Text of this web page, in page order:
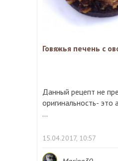
Говяжья печень с
Данный рецепт не
оригинальность- это
...
15.04.2017, 10:57